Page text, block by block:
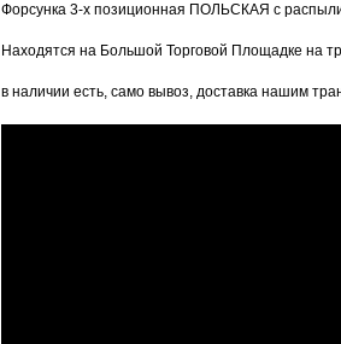
Форсунка 3-х позиционная ПОЛЬСКАЯ с
Находятся на Большой Торговой Площадке на
в наличии есть, само вывоз, доставка нашим